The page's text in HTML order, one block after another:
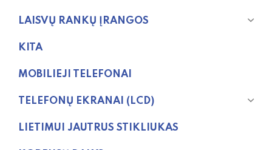
LAISVŲ RANKŲ ĮRANGOS
KITA
MOBILIEJI TELEFONAI
TELEFONŲ EKRANAI (LCD)
LIETIMUI JAUTRUS STIKLIUKAS